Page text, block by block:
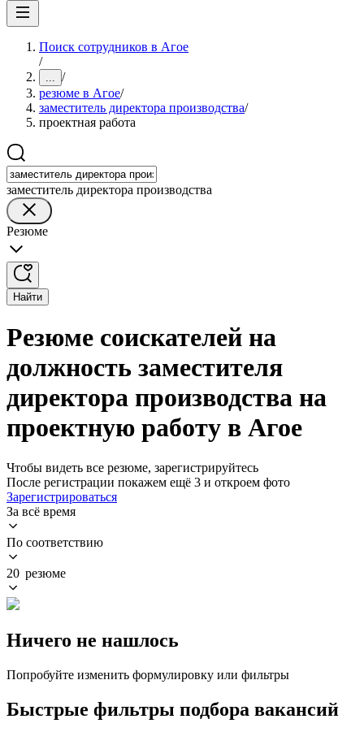
Поиск сотрудников в Агое
/
... /
резюме в Агое/
заместитель директора производства/
проектная работа
заместитель директора производства
Резюме
Найти
Резюме соискателей на
должность заместителя
директора производства на
проектную работу в Агое
Чтобы видеть все резюме, зарегистрируйтесь
После регистрации покажем ещё 3 и откроем фото
Зарегистрироваться
За всё время
По соответствию
20 резюме
Ничего не нашлось
Попробуйте изменить формулировку или фильтры
Быстрые фильтры подбора вакансий